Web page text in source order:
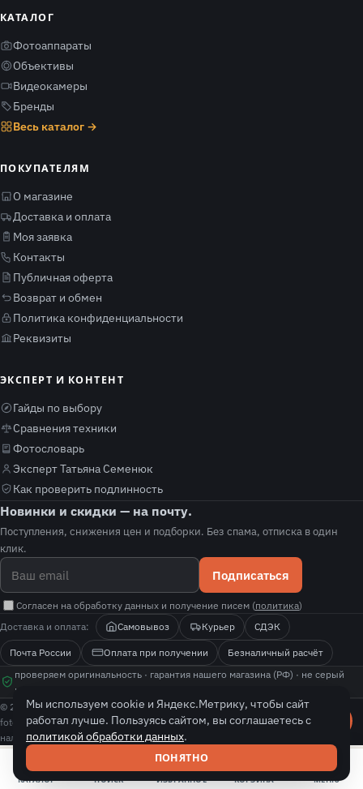
КАТАЛОГ
Фотоаппараты
Объективы
Видеокамеры
Бренды
Весь каталог →
ПОКУПАТЕЛЯМ
О магазине
Доставка и оплата
Моя заявка
Контакты
Публичная оферта
Возврат и обмен
Политика конфиденциальности
Реквизиты
ЭКСПЕРТ И КОНТЕНТ
Гайды по выбору
Сравнения техники
Фотословарь
Эксперт Татьяна Семенюк
Как проверить подлинность
Новинки и скидки — на почту.
Поступления, снижения цен и подборки. Без спама, отписка в один
клик.
Подписаться
Согласен на обработку данных и получение писем (политика)
Доставка и оплата: Самовывоз Курьер
СДЭК
Почта России
Оплата при получении
Безналичный расчёт
проверяем оригинальность · гарантия нашего магазина (РФ) · не серый
импорт · покажем, как проверить подлинность
© 2026 fotolit. Все права защищены.
fotolit — независимый магазин-реселлер с собственной гарантией. Цены и
наличие уточняйте у менеджера.
КАТАЛОГ ПОИСК ИЗБРАННОЕ КОРЗИНА МЕНЮ
Мы используем cookie и Яндекс.Метрику, чтобы сайт
работал лучше. Пользуясь сайтом, вы соглашаетесь с
политикой обработки данных.
ПОНЯТНО